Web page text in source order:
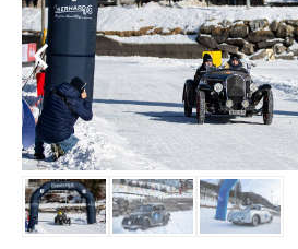
Previous